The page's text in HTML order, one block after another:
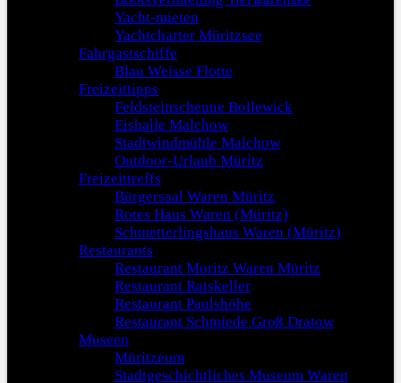
Yacht-mieten
Yachtcharter Müritzsee
Fahrgastschiffe
Blau Weisse Flotte
Freizeittipps
Feldsteinscheune Bollewick
Eishalle Malchow
Stadtwindmühle Malchow
Outdoor-Urlaub Müritz
Freizeittreffs
Bürgersaal Waren Müritz
Rotes Haus Waren (Müritz)
Schmetterlingshaus Waren (Müritz)
Restaurants
Restaurant Moritz Waren Müritz
Restaurant Ratskeller
Restaurant Paulshöhe
Restaurant Schmiede Groß Dratow
Museen
Müritzeum
Stadtgeschichtliches Museum Waren